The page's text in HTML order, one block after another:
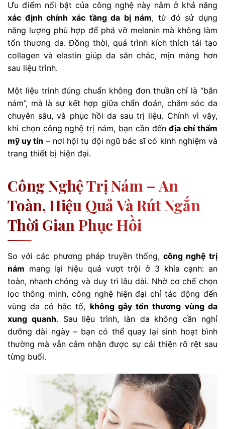
Ưu điểm nổi bật của công nghệ này nằm ở khả năng
xác định chính xác tầng da bị nám, từ đó sử dụng
năng lượng phù hợp để phá vỡ melanin mà không làm
tổn thương da. Đồng thời, quá trình kích thích tái tạo
collagen và elastin giúp da săn chắc, mịn màng hơn
sau liệu trình.
Một liệu trình đúng chuẩn không đơn thuần chỉ là “bắn
nám”, mà là sự kết hợp giữa chẩn đoán, chăm sóc da
chuyên sâu, và phục hồi da sau trị liệu. Chính vì vậy,
khi chọn công nghệ trị nám, bạn cần đếnđịa chỉ thẩm
mỹ uy tín – nơi hội tụ đội ngũ bác sĩ có kinh nghiệm và
trang thiết bị hiện đại.
Công Nghệ Trị Nám – An
Toàn, Hiệu Quả Và Rút Ngắn
Thời Gian Phục Hồi
So với các phương pháp truyền thống,công nghệ trị
nám mang lại hiệu quả vượt trội ở 3 khía cạnh: an
toàn, nhanh chóng và duy trì lâu dài. Nhờ cơ chế chọn
lọc thông minh, công nghệ hiện đại chỉ tác động đến
vùng da có hắc tố, không gây tổn thương vùng da
xung quanh. Sau liệu trình, làn da không cần nghỉ
dưỡng dài ngày – bạn có thể quay lại sinh hoạt bình
thường mà vẫn cảm nhận được sự cải thiện rõ rệt sau
từng buổi.